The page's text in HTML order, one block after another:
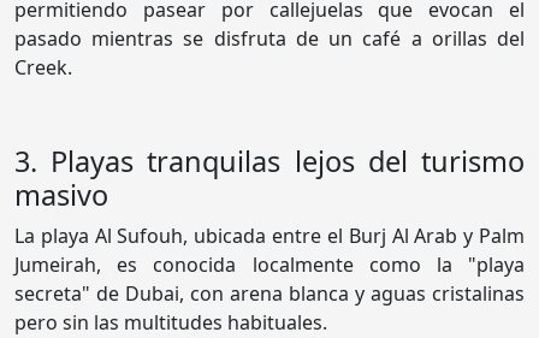
permitiendo pasear por callejuelas que evocan el
pasado mientras se disfruta de un café a orillas del
Creek.
3. Playas tranquilas lejos del turismo
masivo
La playa Al Sufouh, ubicada entre el Burj Al Arab y Palm
Jumeirah, es conocida localmente como la "playa
secreta" de Dubai, con arena blanca y aguas cristalinas
pero sin las multitudes habituales.